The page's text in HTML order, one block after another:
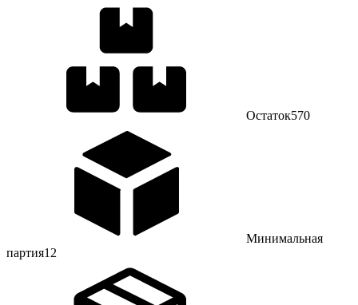
Остаток570
Минимальная
партия12